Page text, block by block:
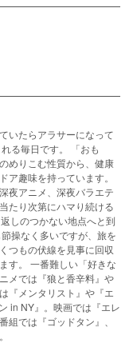
いたらアラサーになって
る毎日です。 「おも
めりこむ性質から、健康
ア趣味を持っています。
夜アニメ、深夜バラエテ
たり次第にハマり続ける
しのつかない地点へと到
操なく多いですが、旅を
つもの伏線を見事に回収
す。 一番難しい「好きな
メでは『狼と香辛料』や
『メンタリスト』や『エ
in NY』。映画では『エレ
組では『ゴッドタン』、